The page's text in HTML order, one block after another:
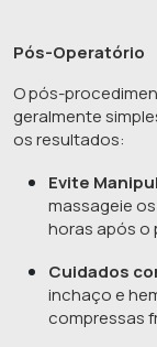
Pós-Operatório
O pós-
geralmente
os resultados:
Evite
massageie
horas após o
Cuidados
inchaço e
compressas